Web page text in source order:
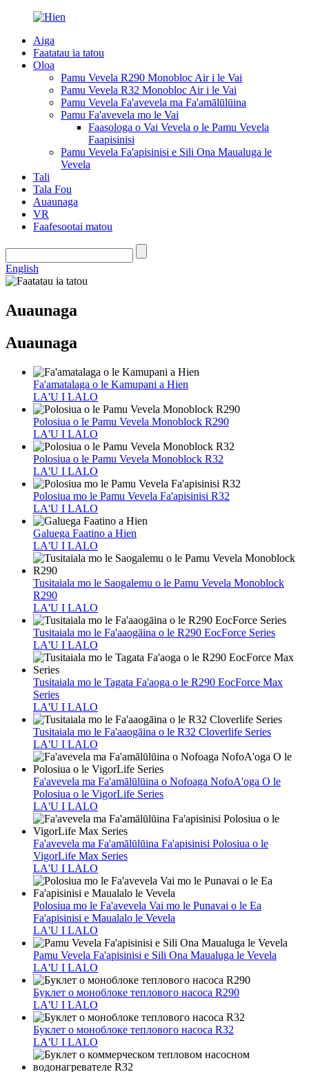
Aiga
Faatatau ia tatou
Oloa
Pamu Vevela R290 Monobloc Air i le Vai
Pamu Vevela R32 Monobloc Air i le Vai
Pamu Vevela Fa'avevela ma Fa'amālūlūina
Pamu Fa'avevela mo le Vai
Faasologa o Vai Vevela o le Pamu Vevela
Faapisinisi
Pamu Vevela Fa'apisinisi e Sili Ona Maualuga le
Vevela
Tali
Tala Fou
Auaunaga
VR
Faafesootai matou
English
Auaunaga
Auaunaga
Fa'amatalaga o le Kamupani a Hien
LA'U I LALO
Polosiua o le Pamu Vevela Monoblock R290
LA'U I LALO
Polosiua o le Pamu Vevela Monoblock R32
LA'U I LALO
Polosiua mo le Pamu Vevela Fa'apisinisi R32
LA'U I LALO
Galuega Faatino a Hien
LA'U I LALO
Tusitaiala mo le Saogalemu o le Pamu Vevela Monoblock
R290
LA'U I LALO
Tusitaiala mo le Fa'aaogāina o le R290 EocForce Series
LA'U I LALO
Tusitaiala mo le Tagata Fa'aoga o le R290 EocForce Max
Series
LA'U I LALO
Tusitaiala mo le Fa'aaogāina o le R32 Cloverlife Series
LA'U I LALO
Fa'avevela ma Fa'amālūlūina o Nofoaga NofoA'oga O le
Polosiua o le VigorLife Series
LA'U I LALO
Fa'avevela ma Fa'amālūlūina Fa'apisinisi Polosiua o le
VigorLife Max Series
LA'U I LALO
Polosiua mo le Fa'avevela Vai mo le Punavai o le Ea
Fa'apisinisi e Maualalo le Vevela
LA'U I LALO
Pamu Vevela Fa'apisinisi e Sili Ona Maualuga le Vevela
LA'U I LALO
Буклет о моноблоке теплового насоса R290
LA'U I LALO
Буклет о моноблоке теплового насоса R32
LA'U I LALO